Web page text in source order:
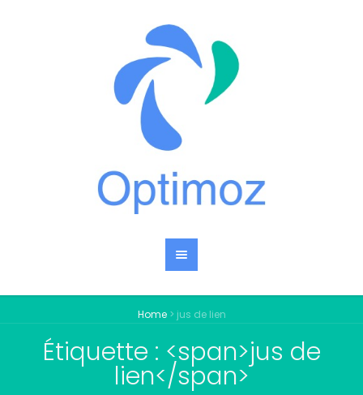
Home > jus de lien
Étiquette : <span>jus de
lien</span>